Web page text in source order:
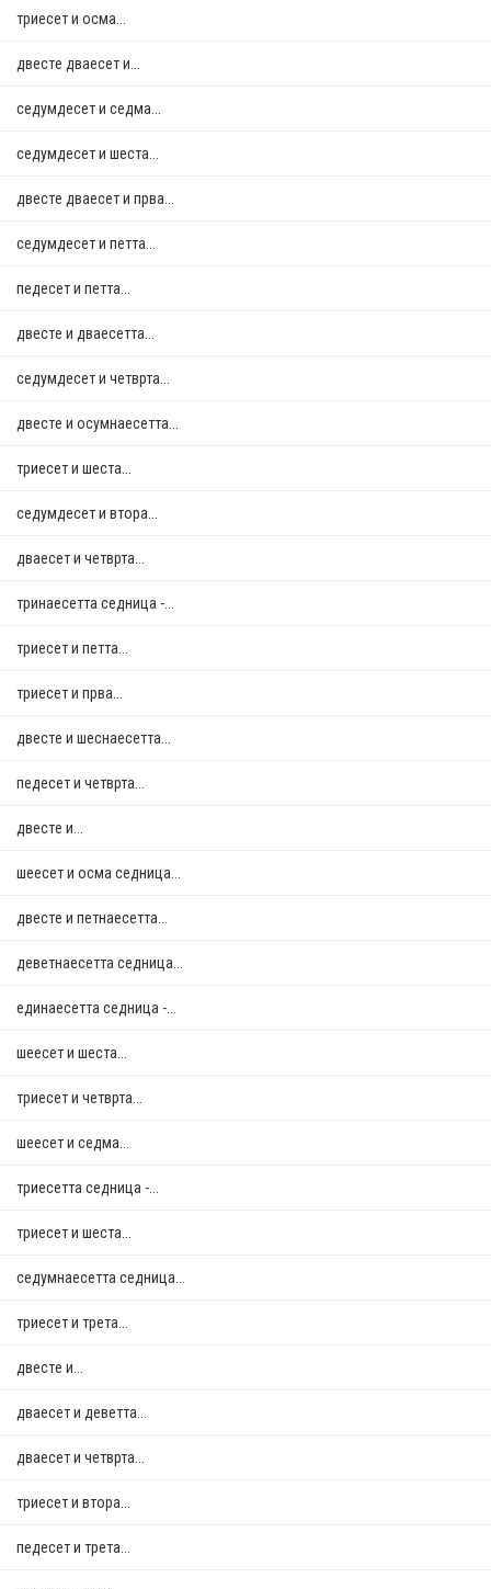
триесет и осма...
двестe дваесет и...
седумдесет и седма...
седумдесет и шеста...
двестe дваесет и прва...
седумдесет и петта...
педесет и петта...
двестe и дваесетта...
седумдесет и четврта...
двестe и осумнaесетта...
триесет и шеста...
седумдесет и втора...
дваесет и четврта...
тринаесетта седница -...
триесет и петта...
триесет и прва...
двестe и шеснаесетта...
педесет и четврта...
двестe и...
шеесет и осма седница...
двестe и петнаесетта...
деветнаесетта седница...
единаесетта седница -...
шеесет и шеста...
триесет и четврта...
шеесет и седма...
триесетта седница -...
триесет и шеста...
седумнаесетта седница...
триесет и трета...
двестe и...
дваесет и деветта...
дваесет и четврта...
триесет и втора...
педесет и трета...